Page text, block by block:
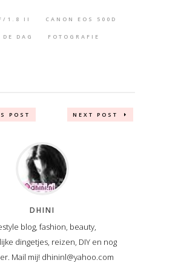
1.8 II CANON EOS 500D
DAG FOTOGRAFIE
POST NEXT POST
DHINI
blog, fashion, beauty,
dingetjes, reizen, DIY en nog
Mail mij! dhininl@yahoo.com